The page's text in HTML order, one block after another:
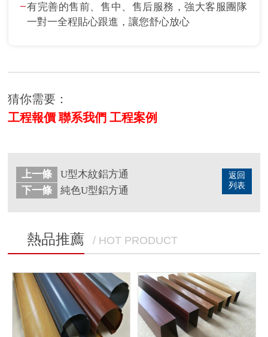
有完善的售前、售中、售后服務，強大客服團隊
一對一全程貼心跟進，讓您舒心放心
猜你需要：
工程報價 聯系我們 工程案例
返回
列表
上一條
U型木紋鋁方通
下一條
純色U型鋁方通
熱品推薦 / HOT PRODUCT